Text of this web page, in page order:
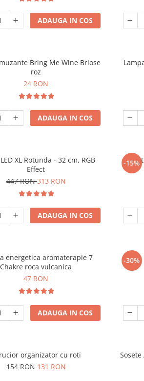
ADAUGA IN COS
Bring Me Wine Briose
roz
24 RON
ADAUGA IN COS
XL Rotunda - 32 cm, RGB
Effect
447 RON313 RON
ADAUGA IN COS
-15%
energetica aromaterapie 7
Chakre roca vulcanica
47 RON
ADAUGA IN COS
-30%
organizator cu roti
154 RON131 RON